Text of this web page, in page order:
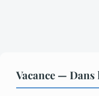
Vacance —